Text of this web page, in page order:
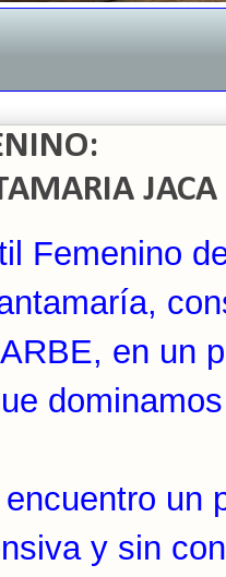
Femenino
en un
un
y sin